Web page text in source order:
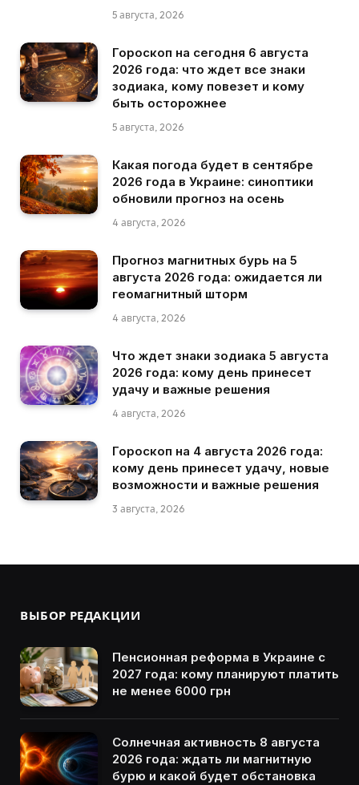
5 августа, 2026
Гороскоп на сегодня 6 августа
2026 года: что ждет все знаки
зодиака, кому повезет и кому
быть осторожнее
5 августа, 2026
Какая погода будет в сентябре
2026 года в Украине: синоптики
обновили прогноз на осень
4 августа, 2026
Прогноз магнитных бурь на 5
августа 2026 года: ожидается ли
геомагнитный шторм
4 августа, 2026
Что ждет знаки зодиака 5 августа
2026 года: кому день принесет
удачу и важные решения
4 августа, 2026
Гороскоп на 4 августа 2026 года:
кому день принесет удачу, новые
возможности и важные решения
3 августа, 2026
ВЫБОР РЕДАКЦИИ
Пенсионная реформа в Украине с
2027 года: кому планируют платить
не менее 6000 грн
Солнечная активность 8 августа
2026 года: ждать ли магнитную
бурю и какой будет обстановка